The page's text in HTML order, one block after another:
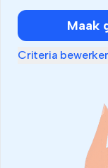
Maak
Criteria